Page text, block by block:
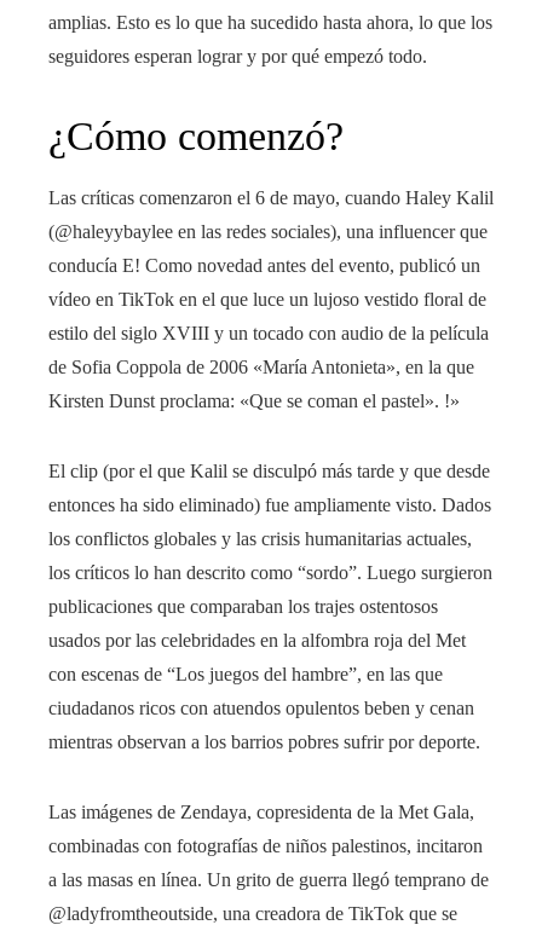
amplias. Esto es lo que ha sucedido hasta ahora, lo que los
seguidores esperan lograr y por qué empezó todo.
¿Cómo comenzó?
Las críticas comenzaron el 6 de mayo, cuando Haley Kalil
(@haleyybaylee en las redes sociales), una influencer que
conducía E! Como novedad antes del evento, publicó un
vídeo en TikTok en el que luce un lujoso vestido floral de
estilo del siglo XVIII y un tocado con audio de la película
de Sofia Coppola de 2006 «María Antonieta», en la que
Kirsten Dunst proclama: «Que se coman el pastel». !»
El clip (por el que Kalil se disculpó más tarde y que desde
entonces ha sido eliminado) fue ampliamente visto. Dados
los conflictos globales y las crisis humanitarias actuales,
los críticos lo han descrito como “sordo”. Luego surgieron
publicaciones que comparaban los trajes ostentosos
usados ​​por las celebridades en la alfombra roja del Met
con escenas de “Los juegos del hambre”, en las que
ciudadanos ricos con atuendos opulentos beben y cenan
mientras observan a los barrios pobres sufrir por deporte.
Las imágenes de Zendaya, copresidenta de la Met Gala,
combinadas con fotografías de niños palestinos, incitaron
a las masas en línea. Un grito de guerra llegó temprano de
@ladyfromtheoutside, una creadora de TikTok que se